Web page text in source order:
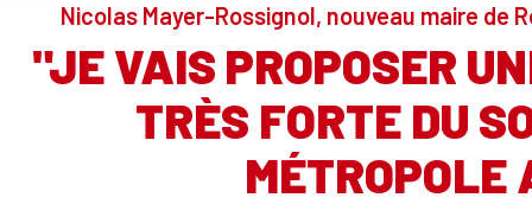
Nicolas Mayer-Rossignol, nouveau maire de
"JE VAIS PROPOSER
TRÈS FORTE DU
MÉTROPOLE